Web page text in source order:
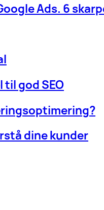
Ads. 6
til god SEO
dine kunder